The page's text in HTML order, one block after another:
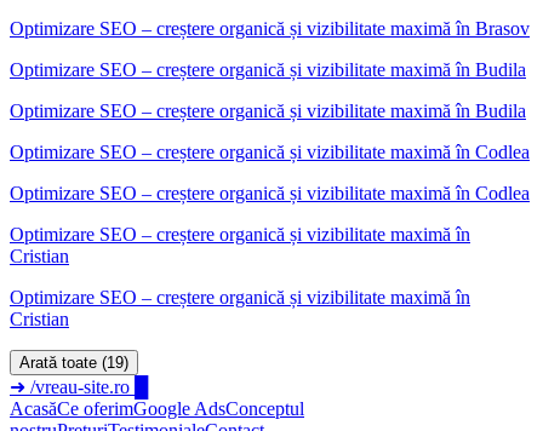
Optimizare SEO – creștere organică și vizibilitate maximă în Brasov
Optimizare SEO – creștere organică și vizibilitate maximă în Budila
Optimizare SEO – creștere organică și vizibilitate maximă în Budila
Optimizare SEO – creștere organică și vizibilitate maximă în Codlea
Optimizare SEO – creștere organică și vizibilitate maximă în Codlea
Optimizare SEO – creștere organică și vizibilitate maximă în
Cristian
Optimizare SEO – creștere organică și vizibilitate maximă în
Cristian
Arată toate (19)
➜ /vreau-site.ro
AcasăCe oferimGoogle AdsConceptul